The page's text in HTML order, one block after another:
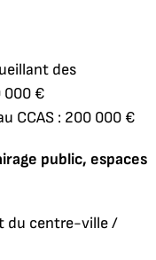
des
000 €
CCAS : 200 000 €
public, espaces
du centre-ville /